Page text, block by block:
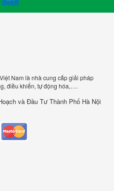
Nam là nhà cung cấp giải pháp
điều khiển, tự động hóa,….
và Đầu Tư Thành Phố Hà Nội